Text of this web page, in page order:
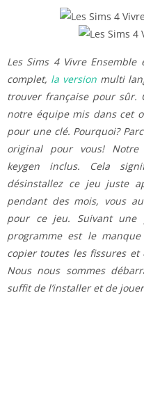
Les Sims 4 Vivre
complet, la versionmulti
trouver française pour sûr.
notre équipe mis dans cet
pour une clé. Pourquoi?
original pour vous!
keygen inclus. Cela
désinstallez ce jeu juste
pendant des mois, vous
pour ce jeu. Suivant une
programme est le
copier toutes les fissures
Nous nous sommes
suffit de l’installer et de